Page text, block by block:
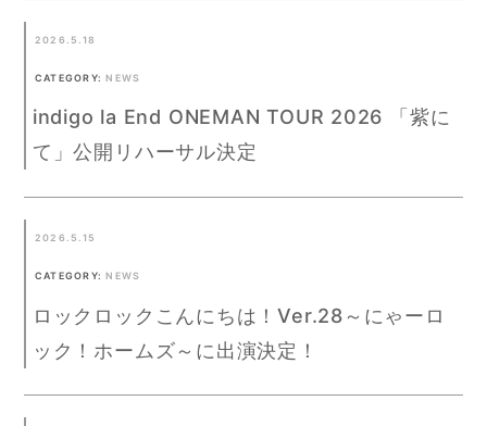
2026.5.18
CATEGORY: NEWS
indigo la End ONEMAN TOUR 2026 「紫に
て」公開リハーサル決定
2026.5.15
CATEGORY: NEWS
ロックロックこんにちは！Ver.28～にゃーロ
ック！ホームズ～に出演決定！